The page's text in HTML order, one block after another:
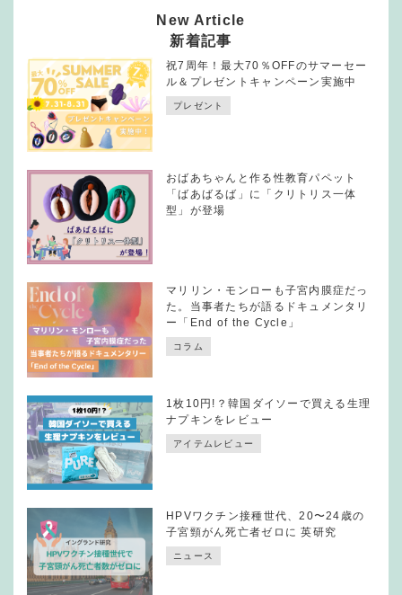
New Article
新着記事
祝7周年！最大70％OFFのサマーセー
ル＆プレゼントキャンペーン実施中
プレゼント
おばあちゃんと作る性教育パペット
「ばあばるば」に「クリトリス一体
型」が登場
マリリン・モンローも子宮内膜症だっ
た。当事者たちが語るドキュメンタリ
ー「End of the Cycle」
コラム
1枚10円!？韓国ダイソーで買える生理
ナプキンをレビュー
アイテムレビュー
HPVワクチン接種世代、20〜24歳の
子宮頸がん死亡者ゼロに 英研究
ニュース